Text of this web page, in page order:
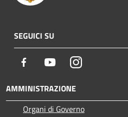
SEGUICI SU
Facebook YoutubeInstagram
AMMINISTRAZIONE
Organi di Governo